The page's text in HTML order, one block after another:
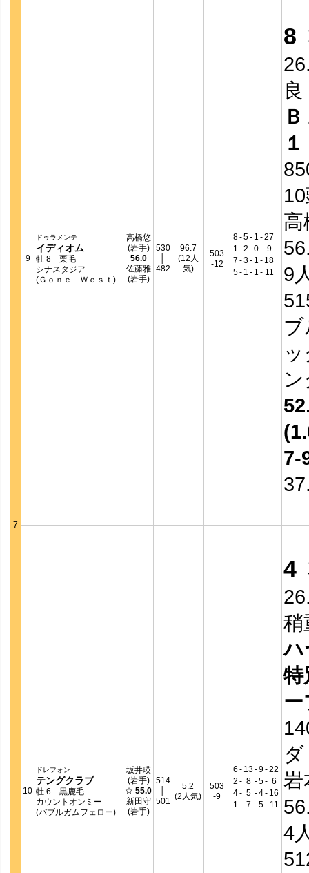
7
9
ドゥラメンテ
イディオム
牡 8 栗毛
シナスタジア
(Ｇｏｎｅ Ｗｅｓｔ)
高橋悠
(岩手)
56.0
佐藤雅
(岩手)
530
482
96.7
(12人
気)
503
-12
8-5- 1 -27
1 -2 -0- 9
7 -3- 1 - 18
5- 1 - 1 - 11
8
良
１
9
10
ドレフォン
テングクラブ
牡 6 黒鹿毛
カウントオンミー
(バブルガムフェロー)
坂井瑛
(岩手)
☆ 55.0
新田守
(岩手)
514
501
5.2
(2人気)
503
-9
6 - 13-9-22
2 - 8 -5- 6
4- 5 -4- 16
1 - 7 -5- 11
4
稍
ハ
特
4